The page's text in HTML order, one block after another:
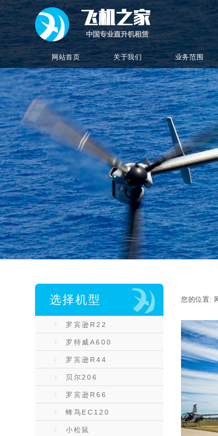
网站首页 关于我们 业务范围
选择机型
罗宾逊R22
罗特威A600
罗宾逊R44
贝尔206
罗宾逊R66
蜂鸟EC120
小松鼠
您的位置: